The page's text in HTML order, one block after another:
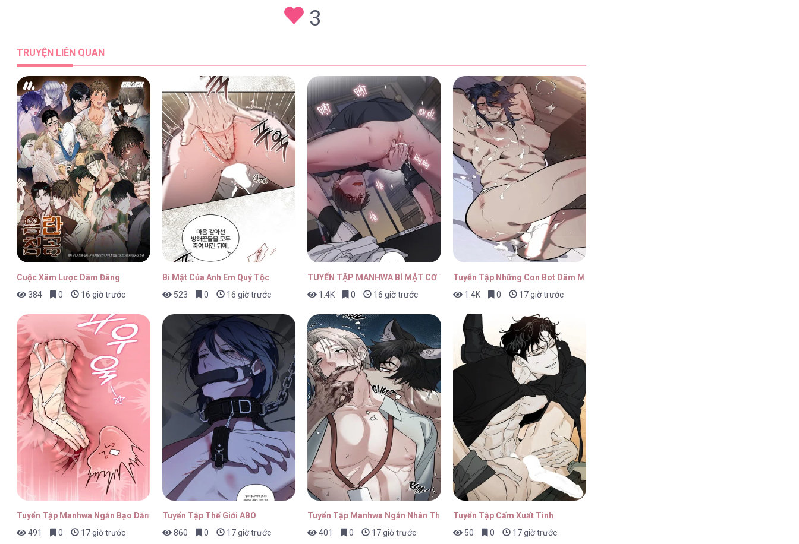
Tôi Bị Cắn Bởi Chú Chó Tôi Đã Bỏ Rơi [...] – Chap 70
Tôi Bị Cắn Bởi Chú Chó Tôi Đã Bỏ Rơi [...] – Chap 69 29/01/2026
Tôi Bị Cắn Bởi Chú Chó Tôi Đã Bỏ Rơi [...] – Chap 68 29/01/2026
Tôi Bị Cắn Bởi Chú Chó Tôi Đã Bỏ Rơi [...] – Chap 67 29/01/2026
Tôi Bị Cắn Bởi Chú Chó Tôi Đã Bỏ Rơi [...] – Chap 66 29/01/2026
Tôi Bị Cắn Bởi Chú Chó Tôi Đã Bỏ Rơi [...] – Chap 65 29/01/2026
Tôi Bị Cắn Bởi Chú Chó Tôi Đã Bỏ Rơi [...] – Chap 64 29/01/2026
3
TRUYỆN LIÊN QUAN
Cuộc Xâm Lược Dâm Đãng
384
0 16 giờ trước
Bí Mật Của Anh Em Quý Tộc
523
0 16 giờ trước
TUYỂN TẬP MANHWA BÍ MẬT CƠ THỂ
1.4K
0 16 giờ trước
Tuyển Tập Những Con Bot Dâm Múp Rụp
1.4K
0 17 giờ trước
Tuyển Tập Manhwa Ngắn Bạo Dăm
491
0 17 giờ trước
Tuyển Tập Thế Giới ABO
860
0 17 giờ trước
Tuyển Tập Manhwa Ngắn Nhân Thú
401
0 17 giờ trước
Tuyển Tập Cấm Xuất Tinh
50
0 17 giờ trước